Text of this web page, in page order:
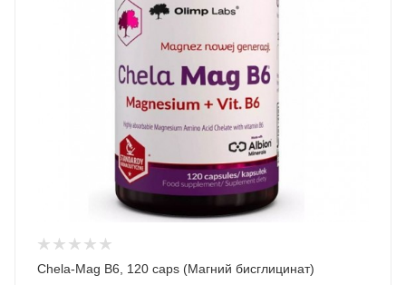
Chela-Mag B6, 120 caps (Магний бисглицинат)